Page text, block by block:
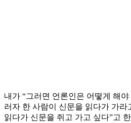
내가 “그러면 언론인은 어떻게 해
러자 한 사람이 신문을 읽다가 가라
읽다가 신문을 쥐고 가고 싶다”고